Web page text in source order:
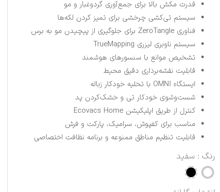
قدرت مکش بالا برای جمع‌آوری گردوغبار و مو
سیستم تی‌کشی چرخشی برای تمیز کردن لکه‌ها
فناوری ZeroTangle برای جلوگیری از پیچیدن مو به برس
سیستم ناوبری لیزری TrueMapping
تشخیص موانع با سنسورهای هوشمند
قابلیت نقشه‌برداری دقیق محیط
ایستگاه OMNI با تخلیه خودکار زباله
شست‌وشوی خودکار تی و خشک‌کردن پد
کنترل از طریق اپلیکیشن Ecovacs Home
مناسب برای کفپوش، سرامیک، پارکت و فرش
قابلیت تنظیم مناطق ممنوعه و برنامه نظافت اختصاصی
رنگ : سفید